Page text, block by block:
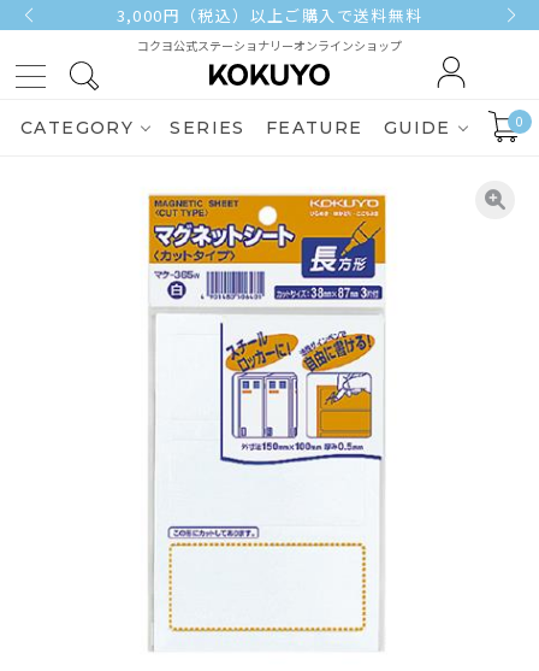
3,000円（税込）以上ご購入で送料無料
コクヨ公式ステーショナリーオンラインショップ
CATEGORY SERIES FEATURE GUIDE 0